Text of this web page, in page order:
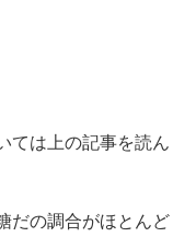
ては上の記事を読ん
だの調合がほとんど